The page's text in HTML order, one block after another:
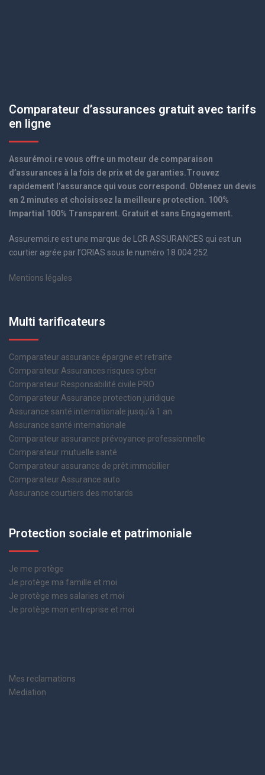
Comparateur d’assurances gratuit avec tarifs
en ligne
Assurémoi.re vous offre un moteur de comparaison
d’assurances à la fois de prix et de garanties.Trouvez
rapidement l’assurance qui vous correspond. Obtenez un devis
en 2 minutes et choisissez la meilleure protection. 100%
Impartial 100% Transparent. Gratuit et sans Engagement.
Assuremoi.re est une marque de LCR ASSURANCES qui est un
courtier agrée par l’ORIAS sous le numéro 18 004 252
Mentions légales
Multi tarificateurs
Comparateur assurance épargne et retraite
Comparateur Assurances risques cyber
Comparateur Responsabilité civile PRO
Comparateur Assurance protection juridique
Assurance santé internationale jusqu’à 1 an
Assurance santé internationale
Comparateur assurance prévoyance professionnelle
Comparateur mutuelle santé
Comparateur assurance de prêt immobilier
Comparateur Assurance auto
Assurance courtiers des motards
Protection sociale et patrimoniale
Je me protège
Je protège ma famille et moi
Je protège mes salaries et moi
Je protège mon entreprise et moi
Mes reclamations
Mediation